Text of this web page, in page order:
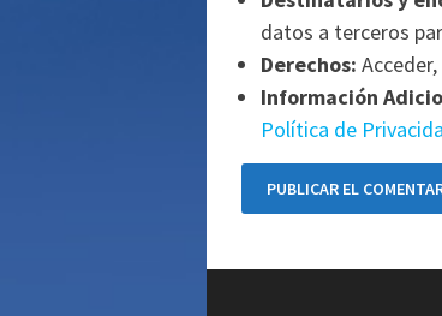
datos a terceros
Derechos:
Información
Política de